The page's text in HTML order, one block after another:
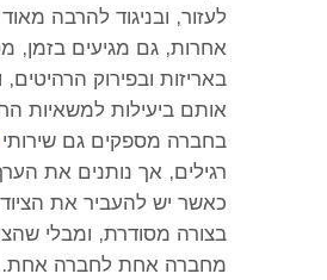
לעזור, ובניגוד להרבה
אחרות, גם מגיעים בזמן,
באריזות ובפירוק הרהיטים,
אותם ביעילות למשאיות
בחברה מספקים גם שירותי
רגילים, אך נותנים את
כאשר יש להעביר את
בצורה מסודרת, ומבלי
מחברה אחת לחברה אחת.